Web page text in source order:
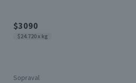
$3090
$24.720 x kg
Sopraval